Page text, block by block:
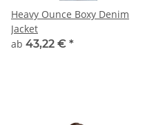
Heavy Ounce Boxy Denim
Jacket
ab 43,22 € *